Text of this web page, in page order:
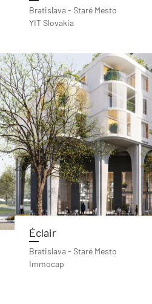
Bratislava - Staré Mesto
YIT Slovakia
Éclair
Bratislava - Staré Mesto
Immocap